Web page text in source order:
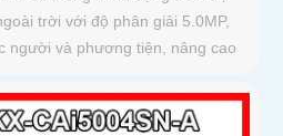
trời với độ phân giải 5.0MP,
người và phương tiện, nâng cao